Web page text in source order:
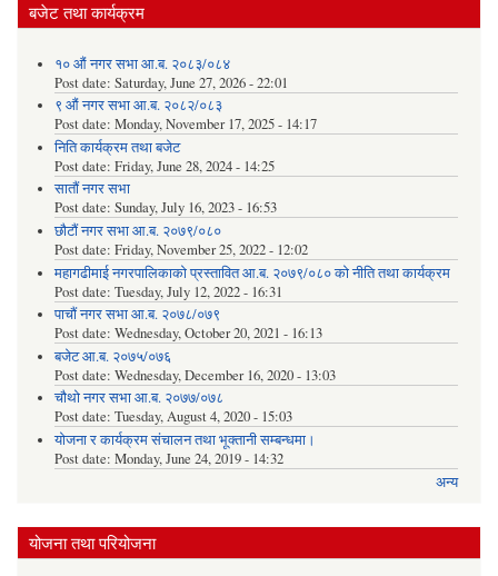
बजेट तथा कार्यक्रम
१० औं नगर सभा आ.ब. २०८३/०८४
Post date: Saturday, June 27, 2026 - 22:01
९ औं नगर सभा आ.ब. २०८२/०८३
Post date: Monday, November 17, 2025 - 14:17
निति कार्यक्रम तथा बजेट
Post date: Friday, June 28, 2024 - 14:25
सातौं नगर सभा
Post date: Sunday, July 16, 2023 - 16:53
छौटौं नगर सभा आ.ब. २०७९/०८०
Post date: Friday, November 25, 2022 - 12:02
महागढीमाई नगरपालिकाको प्रस्तावित आ.ब. २०७९/०८० को नीति तथा कार्यक्रम
Post date: Tuesday, July 12, 2022 - 16:31
पाचौं नगर सभा आ.ब. २०७८/०७९
Post date: Wednesday, October 20, 2021 - 16:13
बजेट आ.ब. २०७५/०७६
Post date: Wednesday, December 16, 2020 - 13:03
चौथो नगर सभा आ.ब. २०७७/०७८
Post date: Tuesday, August 4, 2020 - 15:03
योजना र कार्यक्रम संचालन तथा भूक्तानी सम्बन्धमा।
Post date: Monday, June 24, 2019 - 14:32
अन्य
योजना तथा परियोजना